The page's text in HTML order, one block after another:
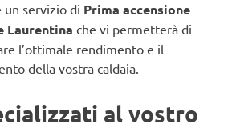
un servizio di Prima accensione
Laurentina che vi permetterà di
l’ottimale rendimento e il
della vostra caldaia.
al vostro